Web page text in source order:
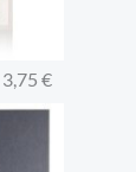
3,75 €